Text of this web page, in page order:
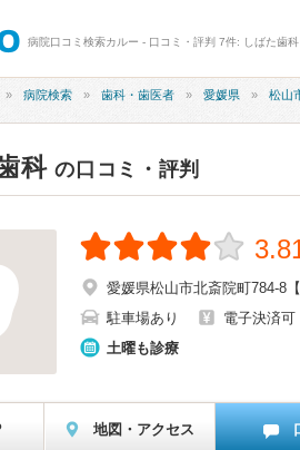
病院口コミ検索カルー - 口コミ・評判 7件: しばた歯
病院検索 歯科・歯医者 愛媛県 松山
科 の口コミ・評判
愛媛県松山市北斎院町784-8 【
駐車場あり
電子決済可
土曜も診療
地図・アクセス